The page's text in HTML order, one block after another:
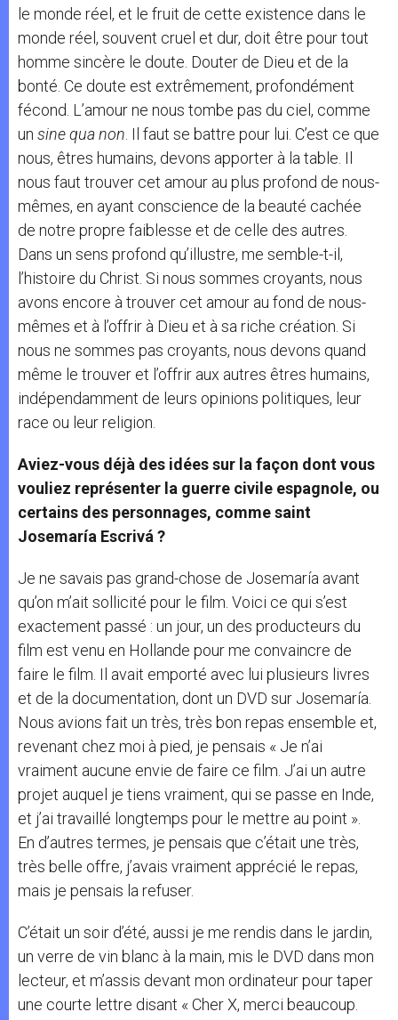
le monde réel, et le fruit de cette existence dans le
monde réel, souvent cruel et dur, doit être pour tout
homme sincère le doute. Douter de Dieu et de la
bonté. Ce doute est extrêmement, profondément
fécond. L’amour ne nous tombe pas du ciel, comme
un sine qua non . Il faut se battre pour lui. C’est ce que
nous, êtres humains, devons apporter à la table. Il
nous faut trouver cet amour au plus profond de nous-
mêmes, en ayant conscience de la beauté cachée
de notre propre faiblesse et de celle des autres.
Dans un sens profond qu’illustre, me semble-t-il,
l’histoire du Christ. Si nous sommes croyants, nous
avons encore à trouver cet amour au fond de nous-
mêmes et à l’offrir à Dieu et à sa riche création. Si
nous ne sommes pas croyants, nous devons quand
même le trouver et l’offrir aux autres êtres humains,
indépendamment de leurs opinions politiques, leur
race ou leur religion.
Aviez-vous déjà des idées sur la façon dont vous
vouliez représenter la guerre civile espagnole, ou
certains des personnages, comme saint
Josemaría Escrivá ?
Je ne savais pas grand-chose de Josemaría avant
qu’on m’ait sollicité pour le film. Voici ce qui s’est
exactement passé : un jour, un des producteurs du
film est venu en Hollande pour me convaincre de
faire le film. Il avait emporté avec lui plusieurs livres
et de la documentation, dont un DVD sur Josemaría.
Nous avions fait un très, très bon repas ensemble et,
revenant chez moi à pied, je pensais « Je n’ai
vraiment aucune envie de faire ce film. J’ai un autre
projet auquel je tiens vraiment, qui se passe en Inde,
et j’ai travaillé longtemps pour le mettre au point ».
En d’autres termes, je pensais que c’était une très,
très belle offre, j’avais vraiment apprécié le repas,
mais je pensais la refuser.
C’était un soir d’été, aussi je me rendis dans le jardin,
un verre de vin blanc à la main, mis le DVD dans mon
lecteur, et m’assis devant mon ordinateur pour taper
une courte lettre disant « Cher X, merci beaucoup.